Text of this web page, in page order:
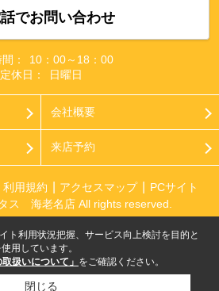
でお問い合わせ
：
10：00～18：00
定休日：
日曜日
会社概要
来店予約
利用規約 アクセスマップ
PCサイト
ス 海老名店 All rights reserved.
ト利用状況把握、サービス向上検討を目的と
用しています。
取扱いについて」 をご確認ください。
閉じる